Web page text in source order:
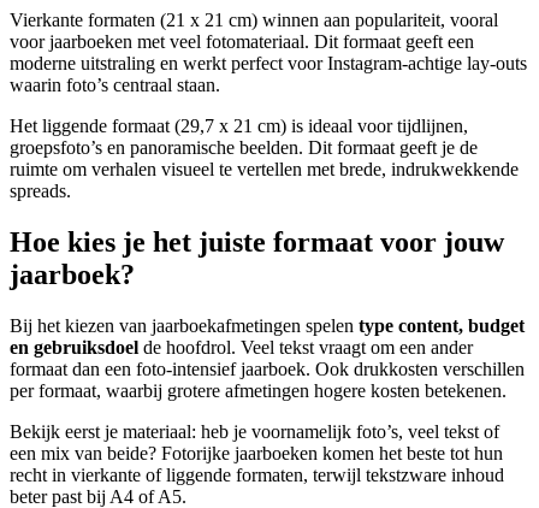
Vierkante formaten (21 x 21 cm) winnen aan populariteit, vooral
voor jaarboeken met veel fotomateriaal. Dit formaat geeft een
moderne uitstraling en werkt perfect voor Instagram-achtige lay-outs
waarin foto’s centraal staan.
Het liggende formaat (29,7 x 21 cm) is ideaal voor tijdlijnen,
groepsfoto’s en panoramische beelden. Dit formaat geeft je de
ruimte om verhalen visueel te vertellen met brede, indrukwekkende
spreads.
Hoe kies je het juiste formaat voor jouw
jaarboek?
Bij het kiezen van jaarboekafmetingen spelen type content, budget
en gebruiksdoel de hoofdrol. Veel tekst vraagt om een ander
formaat dan een foto-intensief jaarboek. Ook drukkosten verschillen
per formaat, waarbij grotere afmetingen hogere kosten betekenen.
Bekijk eerst je materiaal: heb je voornamelijk foto’s, veel tekst of
een mix van beide? Fotorijke jaarboeken komen het beste tot hun
recht in vierkante of liggende formaten, terwijl tekstzware inhoud
beter past bij A4 of A5.